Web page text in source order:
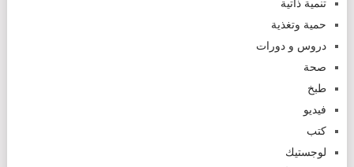
تنمية ذاتية
حمية وتغذية
دروس و دورات
صحة
طبخ
فيديو
كتب
لوجستيك